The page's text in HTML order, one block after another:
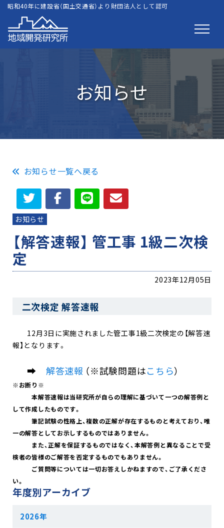
昭和40年に建設省（国土交通省）より財団法人として認可
お知らせ
お知らせ一覧へ戻る
お知らせ
【解答速報】 管工事 1級二次検
定
2023年12月05日
二次検定 解答速報
12月3日に実施されました管工事1級二次検定の【解答速
報】となります。
➡ 解答速報 （※試験問題はこちら）
※お断り※
本解答速報は当研究所が自らの理解に基づいて一つの解答例と
して作成したものです。
筆記試験の性格上、複数の正解が存在するものと考えており、唯
一の解答としてお示しするものではありません。
また、正解を保証するものではなく、本解答例と異なることで受
検者の皆様のご解答を否定するものでもありません。
ご質問等については一切お答えしかねますので、ご了承くださ
い。
年度別アーカイブ
2026年